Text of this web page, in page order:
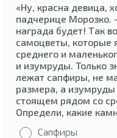
«Ну, красна девица,
падчерице Морозко.
награда будет! Так
самоцветы, которые
среднего и
и изумруды. Только
лежат сапфиры, не
размера, а изумруды
стоящем рядом со
Определи, какие
Сапфиры